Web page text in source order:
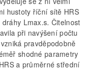
hustoty říční sítě HRS
Lmax.s. Čitelnost
při navýšení počtu
pravděpodobně
shodné parametry
a průměrné střední